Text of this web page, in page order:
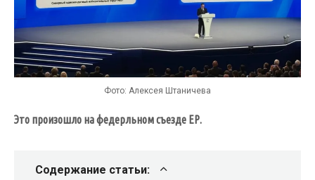
Фото: Алексея Штаничева
Это произошло на федерльном съезде ЕР.
Содержание статьи: